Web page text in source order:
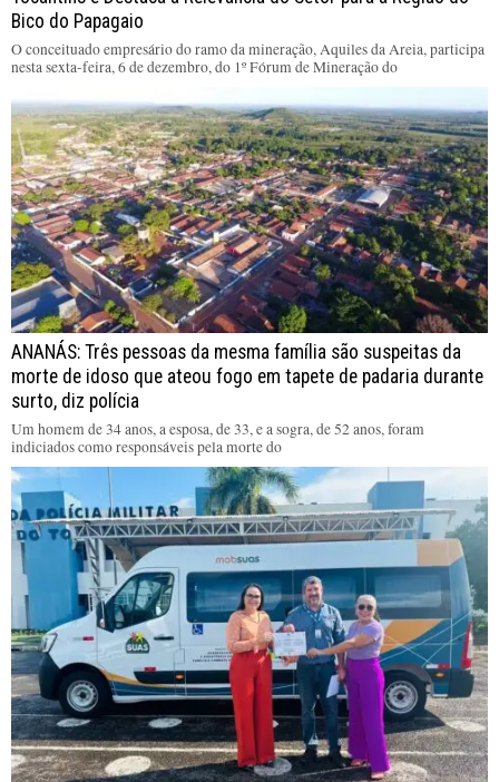
Bico do Papagaio
O conceituado empresário do ramo da mineração, Aquiles da Areia, participa
nesta sexta-feira, 6 de dezembro, do 1º Fórum de Mineração do
ANANÁS: Três pessoas da mesma família são suspeitas da
morte de idoso que ateou fogo em tapete de padaria durante
surto, diz polícia
Um homem de 34 anos, a esposa, de 33, e a sogra, de 52 anos, foram
indiciados como responsáveis pela morte do